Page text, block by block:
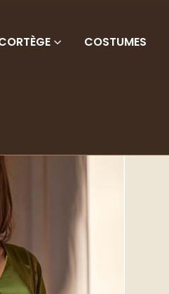
COSTUMES